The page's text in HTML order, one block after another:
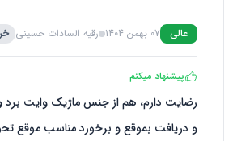
عالی 07 بهمن 1404 رقیه السادات حسینی
پیشنهاد میکنم
رضایت دارم، هم از جنس ماژیک وایت برد
و دریافت بموقع و برخورد مناسب موقع